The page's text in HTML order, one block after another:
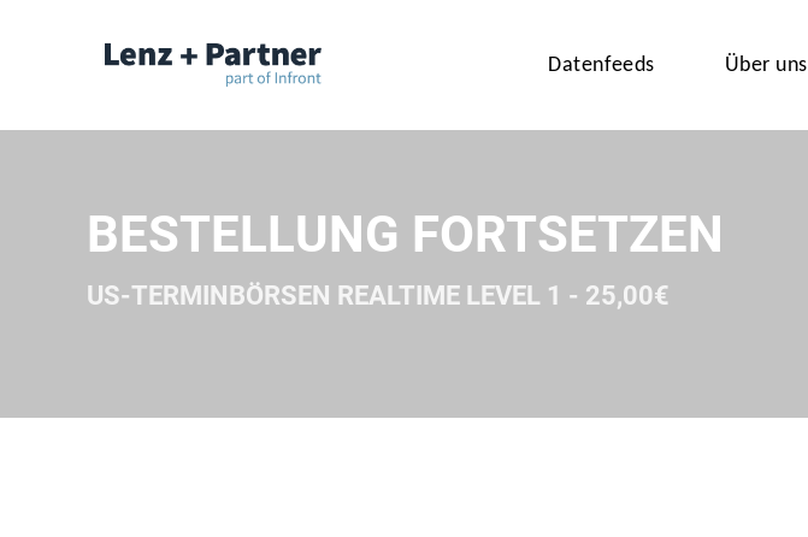
Datenfeeds Über uns
BESTELLUNG FORTSETZEN
US-TERMINBÖRSEN REALTIME LEVEL 1 - 25,00€